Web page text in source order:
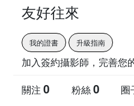
友好往來
我的證書 升級指南
加入簽約攝影師，完善您
關注 0 粉絲0